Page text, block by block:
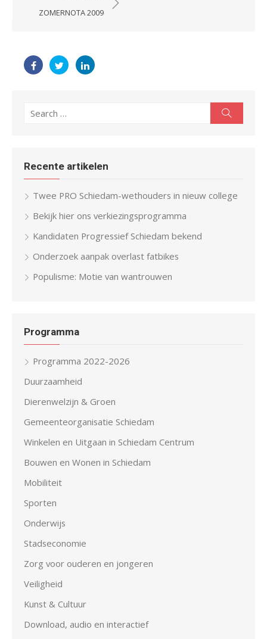
navigation
ZOMERNOTA 2009
for:
Recente artikelen
Twee PRO Schiedam-wethouders in nieuw college
Bekijk hier ons verkiezingsprogramma
Kandidaten Progressief Schiedam bekend
Onderzoek aanpak overlast fatbikes
Populisme: Motie van wantrouwen
Programma
Programma 2022-2026
Duurzaamheid
Dierenwelzijn & Groen
Gemeenteorganisatie Schiedam
Winkelen en Uitgaan in Schiedam Centrum
Bouwen en Wonen in Schiedam
Mobiliteit
Sporten
Onderwijs
Stadseconomie
Zorg voor ouderen en jongeren
Veiligheid
Kunst & Cultuur
Download, audio en interactief